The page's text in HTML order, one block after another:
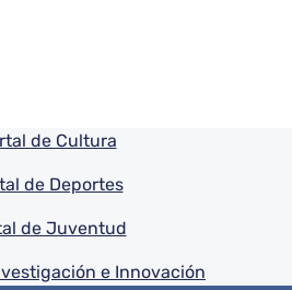
de Cultura
de Deportes
de Juventud
e Innovación